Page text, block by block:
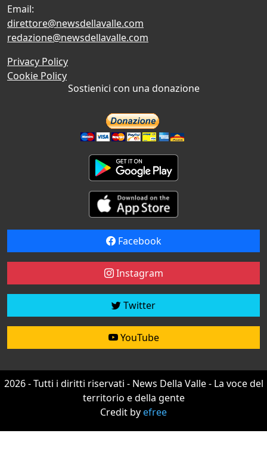
Email:
direttore@newsdellavalle.com
redazione@newsdellavalle.com
Privacy Policy
Cookie Policy
Sostienici con una donazione
Facebook
Instagram
Twitter
YouTube
2026 - Tutti i diritti riservati - News Della Valle - La voce del
territorio e della gente
Credit byefree